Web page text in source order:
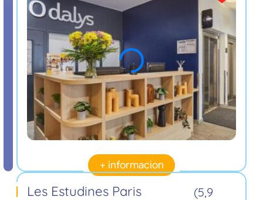
+ informacion
Les Estudines Paris
(5,9